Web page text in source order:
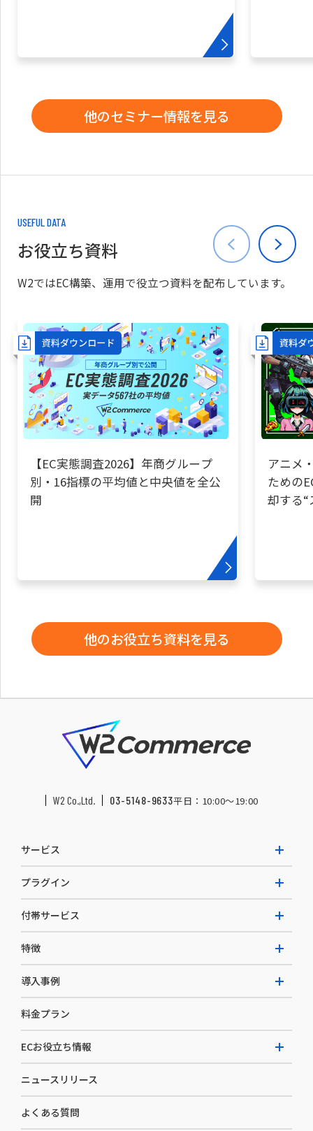
他のセミナー情報を見る
USEFUL DATA
お役立ち資料
W2ではEC構築、運用で役立つ資料を配布しています。
【EC実態調査2026】年商グループ
別・16指標の平均値と中央値を全公
開
アニメ
ための
却する
他のお役立ち資料を見る
W2 Co.,Ltd. 03-5148-9633平日：10:00〜19:00
サービス
W2 Commerce Repeat
W2 Commerce BtoB
W2 Commerce Asia
プラグイン
AI buddy
付帯サービス
EC運用構築支援・運用支援
カスタマーサクセス
セキュリティ
デザイン制作
コンサルティング
特徴
選ばれる理由
開発体制
導入事例
導入企業一覧
料金プラン
ECお役立ち情報
お役立ち資料
ニュースリリース
よくある質問